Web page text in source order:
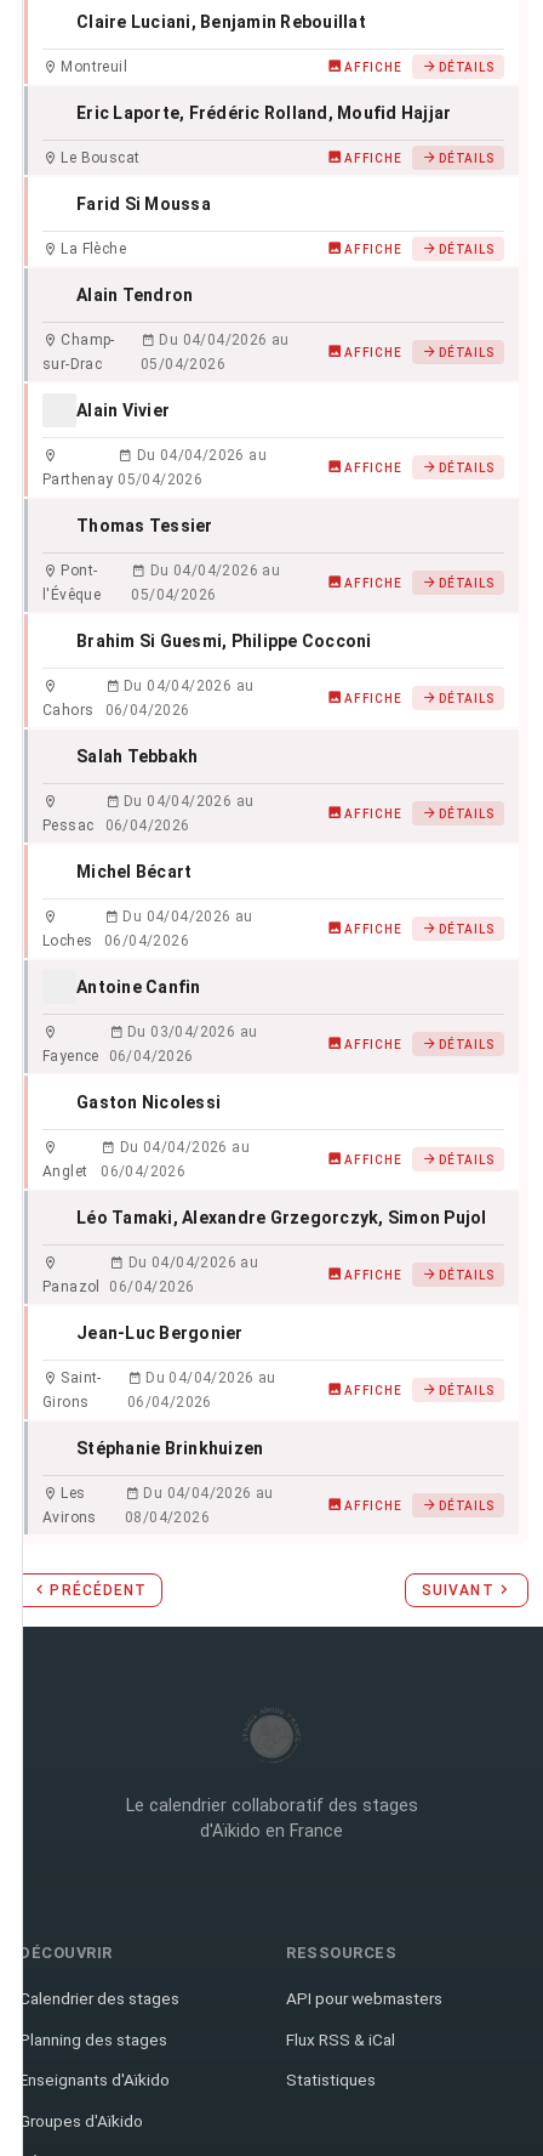
Claire Luciani, Benjamin Rebouillat
Montreuil AFFICHE DÉTAILS
Eric Laporte, Frédéric Rolland , Moufid Hajjar
Le Bouscat AFFICHE DÉTAILS
Farid Si Moussa
La Flèche AFFICHE DÉTAILS
Alain Tendron
Champ-
sur-Drac
Du 04/04/2026 au
05/04/2026
AFFICHE DÉTAILS
Alain Vivier
Parthenay
Du 04/04/2026 au
05/04/2026
AFFICHE DÉTAILS
Thomas Tessier
Pont-
l'Évêque
Du 04/04/2026 au
05/04/2026
AFFICHE DÉTAILS
Brahim Si Guesmi, Philippe Cocconi
Cahors
Du 04/04/2026 au
06/04/2026
AFFICHE DÉTAILS
Salah Tebbakh
Pessac
Du 04/04/2026 au
06/04/2026
AFFICHE DÉTAILS
Michel Bécart
Loches
Du 04/04/2026 au
06/04/2026
AFFICHE DÉTAILS
Antoine Canfin
Fayence
Du 03/04/2026 au
06/04/2026
AFFICHE DÉTAILS
Gaston Nicolessi
Anglet
Du 04/04/2026 au
06/04/2026
AFFICHE DÉTAILS
Léo Tamaki, Alexandre Grzegorczyk, Simon Pujol
Panazol
Du 04/04/2026 au
06/04/2026
AFFICHE DÉTAILS
Jean-Luc Bergonier
Saint-
Girons
Du 04/04/2026 au
06/04/2026
AFFICHE DÉTAILS
Stéphanie Brinkhuizen
Les
Avirons
Du 04/04/2026 au
08/04/2026
AFFICHE DÉTAILS
PRÉCÉDENT SUIVANT
Le calendrier collaboratif des stages
d'Aïkido en France
DÉCOUVRIR
Calendrier des stages
Planning des stages
Enseignants d'Aïkido
Groupes d'Aïkido
RESSOURCES
API pour webmasters
Flux RSS & iCal
Statistiques